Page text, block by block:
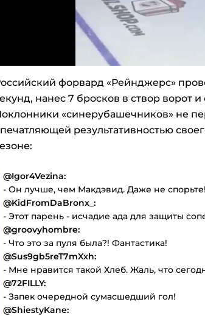
форвард «Рейнджерс»
нанес 7 бросков в створ ворот и
«синерубашечников» не
результативностью
@Igor4Vezina:
- Он лучше, чем Макдэвид. Даже не спорьте!
@KidFromDaBronx_:
- Этот парень - исчадие ада для защиты
@groovyhombre:
- Что это за пуля была?! Фантастика!
@Sus9gb5reT7mXxh:
- Мне нравится такой Хлеб. Жаль, что
@72FILLY:
- Запек очередной сумасшедший гол!
@ShiestyKane: